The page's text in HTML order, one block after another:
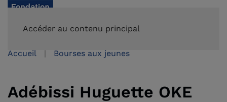
Accéder au contenu principal
Accueil Bourses aux jeunes
Adébissi Huguette OKE